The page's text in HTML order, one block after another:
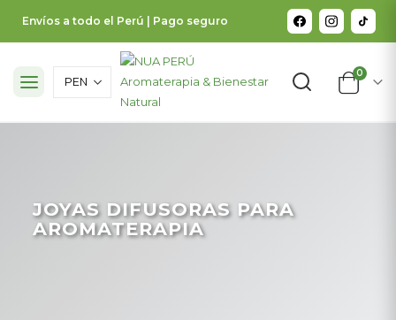
Envíos a todo el Perú | Pago seguro
0
JOYAS DIFUSORAS PARA
AROMATERAPIA